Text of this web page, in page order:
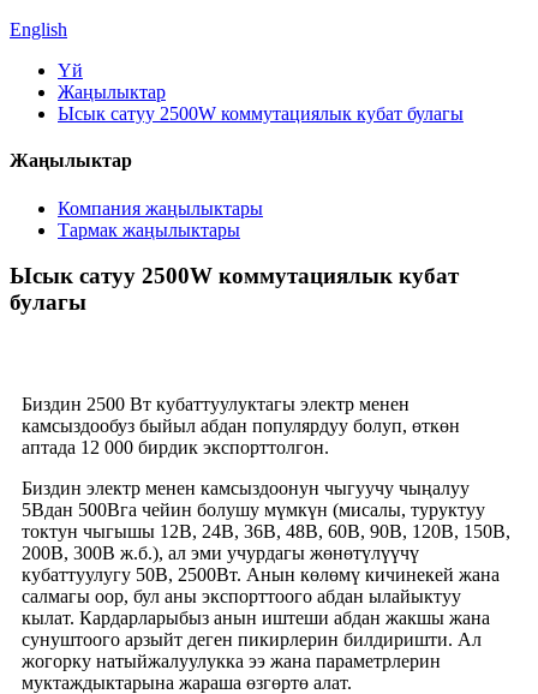
English
Үй
Жаңылыктар
Ысык сатуу 2500W коммутациялык кубат булагы
Жаңылыктар
Компания жаңылыктары
Тармак жаңылыктары
Ысык сатуу 2500W коммутациялык кубат
булагы
Биздин 2500 Вт кубаттуулуктагы электр менен
камсыздообуз быйыл абдан популярдуу болуп, өткөн
аптада 12 000 бирдик экспорттолгон.
Биздин электр менен камсыздоонун чыгуучу чыңалуу
5Вдан 500Вга чейин болушу мүмкүн (мисалы, туруктуу
токтун чыгышы 12В, 24В, 36В, 48В, 60В, 90В, 120В, 150В,
200В, 300В ж.б.), ал эми учурдагы жөнөтүлүүчү
кубаттуулугу 50В, 2500Вт. Анын көлөмү кичинекей жана
салмагы оор, бул аны экспорттоого абдан ылайыктуу
кылат. Кардарларыбыз анын иштеши абдан жакшы жана
сунуштоого арзыйт деген пикирлерин билдиришти. Ал
жогорку натыйжалуулукка ээ жана параметрлерин
муктаждыктарына жараша өзгөртө алат.